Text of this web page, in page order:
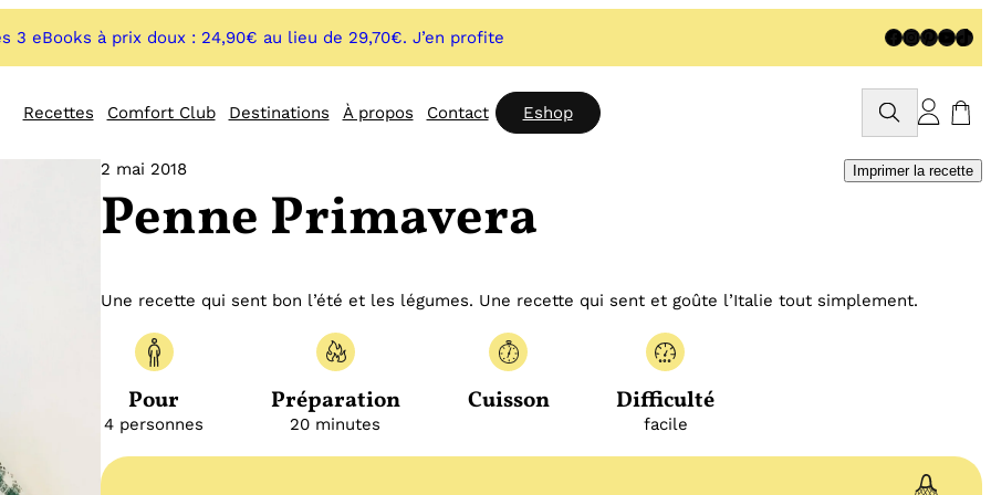
3 eBooks à prix doux : 24,90€ au lieu de 29,70€. J’en profite Facebook
Instagram
Recettes Comfort Club Destinations À propos Contact Eshop
Rechercher
2 mai 2018 Imprimer la recette
Penne Primavera
Une recette qui sent bon l’été et les légumes. Une recette qui sent et goûte l’Italie tout simplement.
Pour
4 personnes
Préparation
20 minutes
Cuisson Difficulté
facile